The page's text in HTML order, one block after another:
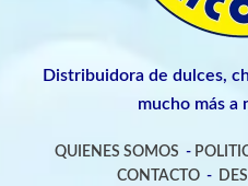
Distribuidora de dulces,
mucho más a
QUIENES SOMOS -
CONTACTO-